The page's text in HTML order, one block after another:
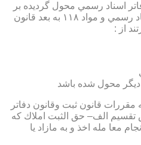
اسناد رسمي محول گرديده بر
اساس ماده ۵۰ قانون دفاتر اسناد رسمي و مواد ۱۱۸ به بعد قانون
از :
مقررات قانون ثبت وقانون دفاتر
الف– حق الثبت املاك كه
معا مله اخذ و به مازاد يا